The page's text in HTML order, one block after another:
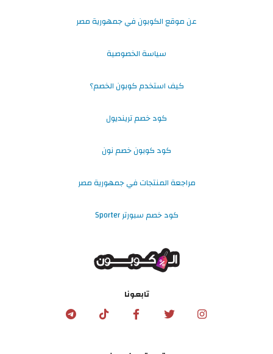
عن موقع الكوبون في جمهورية مصر
سياسة الخصوصية
كيف استخدم كوبون الخصم؟
كود خصم ترينديول
كود كوبون خصم نون
مراجعة المنتجات في جمهورية مصر
كود خصم سبورتر Sporter
تابعونا